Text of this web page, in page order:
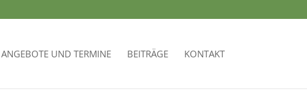
ANGEBOTE UND TERMINE BEITRÄGE KONTAKT